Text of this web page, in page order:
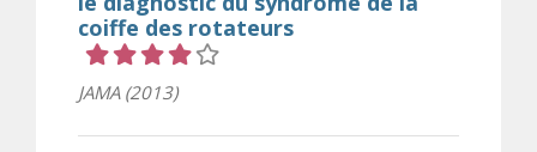
coiffe des rotateurs
JAMA (2013)